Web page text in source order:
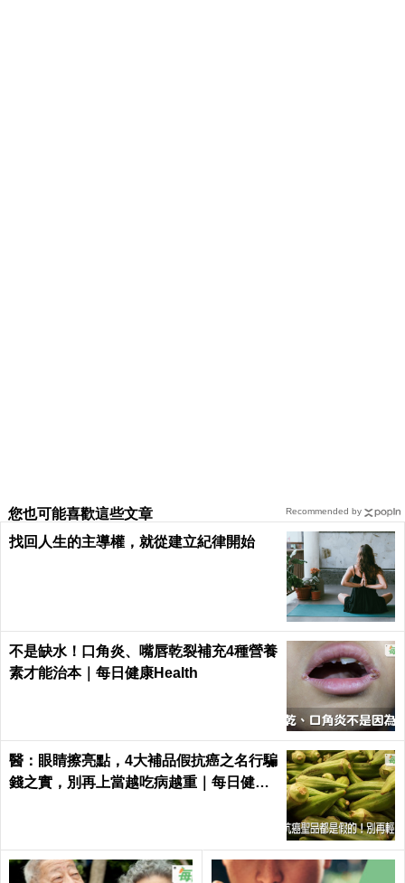
您也可能喜歡這些文章
找回人生的主導權，就從建立紀律開始
不是缺水！口角炎、嘴唇乾裂補充4種營養
素才能治本｜每日健康Health
醫：眼睛擦亮點，4大補品假抗癌之名行騙
錢之實，別再上當越吃病越重｜每日健康
Recommended by